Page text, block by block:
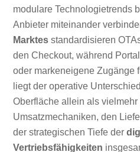
modulare Technologietrends
Anbieter miteinander
Marktes standardisieren
den Checkout, während
oder markeneigene Zugänge
liegt der operative
Oberfläche allein als vielmehr
Umsatzmechaniken, den
der strategischen Tiefe der
Vertriebsfähigkeiten